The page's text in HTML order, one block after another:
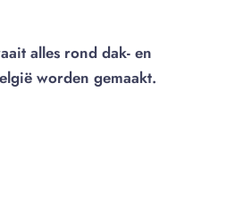
alles rond dak- en
worden gemaakt.